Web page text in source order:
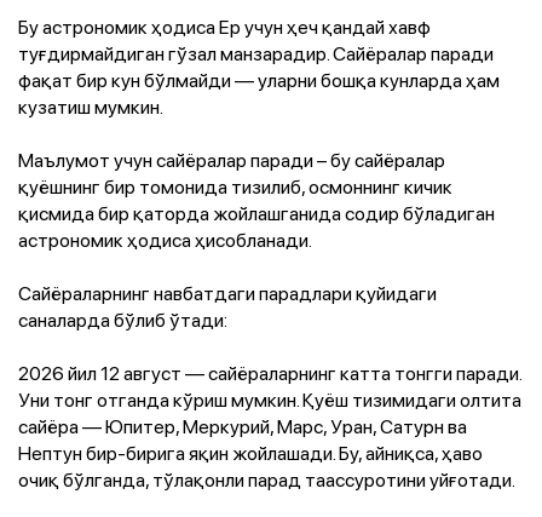
Бу астрономик ҳодиса Ер учун ҳеч қандай хавф
туғдирмайдиган гўзал манзарадир. Сайёралар паради
фақат бир кун бўлмайди — уларни бошқа кунларда ҳам
кузатиш мумкин.
Маълумот учун сайёралар паради – бу сайёралар
қуёшнинг бир томонида тизилиб, осмоннинг кичик
қисмида бир қаторда жойлашганида содир бўладиган
астрономик ҳодиса ҳисобланади.
Сайёраларнинг навбатдаги парадлари қуйидаги
саналарда бўлиб ўтади:
2026 йил 12 август — сайёраларнинг катта тонгги паради.
Уни тонг отганда кўриш мумкин. Қуёш тизимидаги олтита
сайёра — Юпитер, Меркурий, Марс, Уран, Сатурн ва
Нептун бир-бирига яқин жойлашади. Бу, айниқса, ҳаво
очиқ бўлганда, тўлақонли парад таассуротини уйғотади.